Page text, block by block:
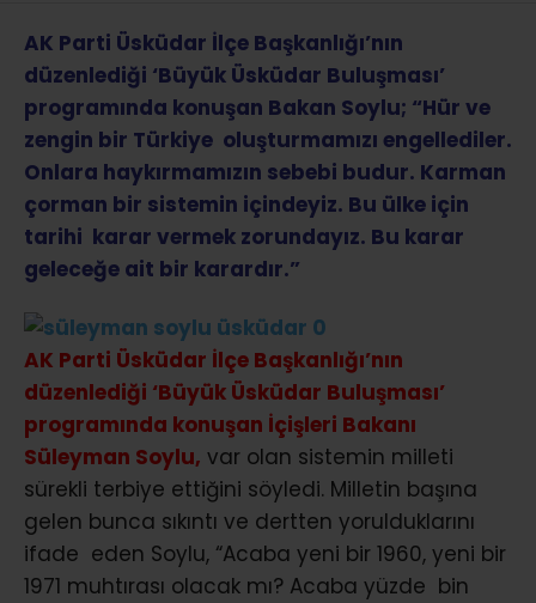
AK Parti Üsküdar İlçe Başkanlığı’nın
düzenlediği ‘Büyük Üsküdar Buluşması’
programında konuşan Bakan Soylu; “Hür ve
zengin bir Türkiye oluşturmamızı engellediler.
Onlara haykırmamızın sebebi budur. Karman
çorman bir sistemin içindeyiz. Bu ülke için
tarihi karar vermek zorundayız. Bu karar
geleceğe ait bir karardır.”
AK Parti Üsküdar İlçe Başkanlığı’nın
düzenlediği ‘Büyük Üsküdar Buluşması’
programında konuşan İçişleri Bakanı
Süleyman Soylu, var olan sistemin milleti
sürekli terbiye ettiğini söyledi. Milletin başına
gelen bunca sıkıntı ve dertten yorulduklarını
ifade eden Soylu, “Acaba yeni bir 1960, yeni bir
1971 muhtırası olacak mı? Acaba yüzde bin